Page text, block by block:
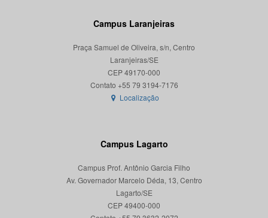
Campus Laranjeiras
Praça Samuel de Oliveira, s/n, Centro
Laranjeiras/SE
CEP 49170-000
Localização
Campus Lagarto
Campus Prof. Antônio Garcia Filho
Av. Governador Marcelo Déda, 13, Centro
Lagarto/SE
CEP 49400-000